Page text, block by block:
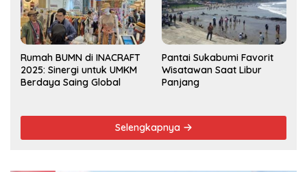
Rumah BUMN di INACRAFT
2025: Sinergi untuk UMKM
Berdaya Saing Global
Pantai Sukabumi Favorit
Wisatawan Saat Libur
Panjang
Selengkapnya